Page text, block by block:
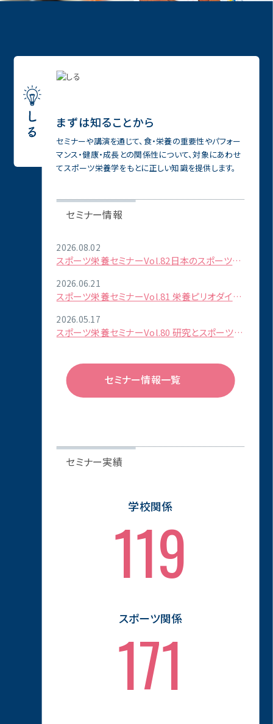
まずは知ることから
セミナーや講演を通じて、⾷・栄養の重要性やパフォー
マンス・健康・成⻑との関係性について、対象にあわせ
てスポーツ栄養学をもとに正しい知識を提供します。
セミナー情報
2026.08.02
スポーツ栄養セミナーVol.82日本のスポーツ栄
2026.06.21
スポーツ栄養セミナーVol.81 栄養ピリオダイゼ
2026.05.17
スポーツ栄養セミナーVol.80 研究とスポーツ栄
セミナー情報一覧
セミナー実績
学校関係
117
スポーツ関係
169